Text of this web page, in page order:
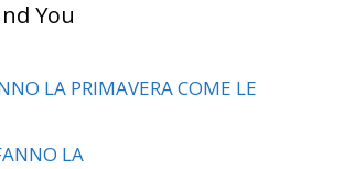
You
LA PRIMAVERA COME LE